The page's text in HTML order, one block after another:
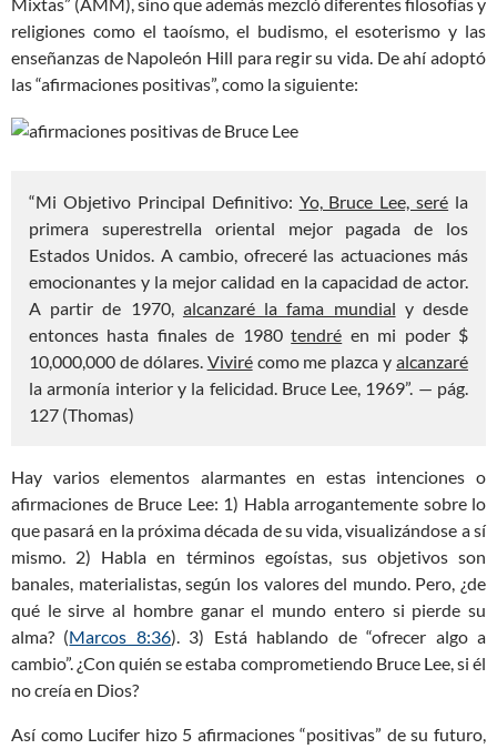
religiones como el taoísmo, el budismo, el esoterismo y las
enseñanzas de Napoleón Hill para regir su vida. De ahí adoptó
las “afirmaciones positivas”, como la siguiente:
“Mi Objetivo Principal Definitivo: Yo, Bruce Lee, seré la
primera superestrella oriental mejor pagada de los
Estados Unidos. A cambio, ofreceré las actuaciones más
emocionantes y la mejor calidad en la capacidad de actor.
A partir de 1970, alcanzaré la fama mundial y desde
entonces hasta finales de 1980tendré en mi poder $
10,000,000 de dólares. Vivirécomo me plazca y alcanzaré
la armonía interior y la felicidad. Bruce Lee, 1969”. — pág.
127 (Thomas)
Hay varios elementos alarmantes en estas intenciones o
afirmaciones de Bruce Lee: 1) Habla arrogantemente sobre lo
que pasará en la próxima década de su vida, visualizándose a sí
mismo. 2) Habla en términos egoístas, sus objetivos son
banales, materialistas, según los valores del mundo. Pero, ¿de
qué le sirve al hombre ganar el mundo entero si pierde su
alma? (Marcos 8:36). 3) Está hablando de “ofrecer algo a
cambio”. ¿Con quién se estaba comprometiendo Bruce Lee, si él
no creía en Dios?
Así como Lucifer hizo 5 afirmaciones “positivas” de su futuro,